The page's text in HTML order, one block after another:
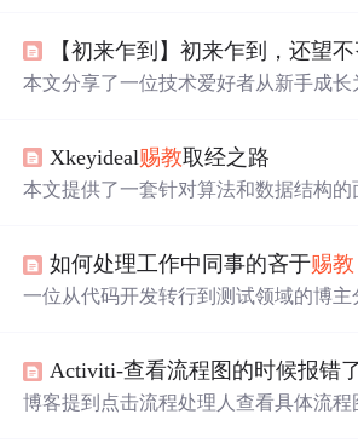
【初来乍到】初来乍到，还望
本文分享了一位技术爱好者从新手成长
Xkeyideal赐教取经之路
本文提供了一套针对算法和数据结构的
如何处理工作中同事的吝于赐教
一位从代码开发转行到测试领域的博主
要么置之不理，要么应付了事。这种态
他感到困惑。
Activiti-查看流程图的时候报错
博客提到点击流程处理人查看具体流